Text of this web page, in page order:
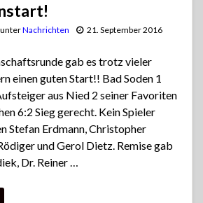
unterNachrichten 21. September 2016
gab es trotz vieler
einen guten Start!! Bad Soden 1
aus Nied 2 seiner Favoriten
6:2 Sieg gerecht. Kein Spieler
Stefan Erdmann, Christopher
und Gerol Dietz. Remise gab
Dr. Reiner …